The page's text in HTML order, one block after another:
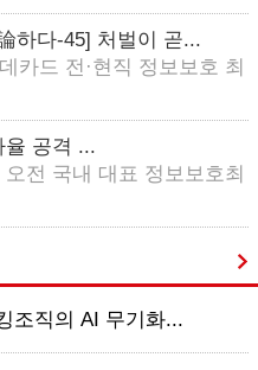
하다-45] 처벌이 곧...
카드 전·현직 정보보호 최
율 공격 ...
오전 국내 대표 정보보호최
조직의 AI 무기화...